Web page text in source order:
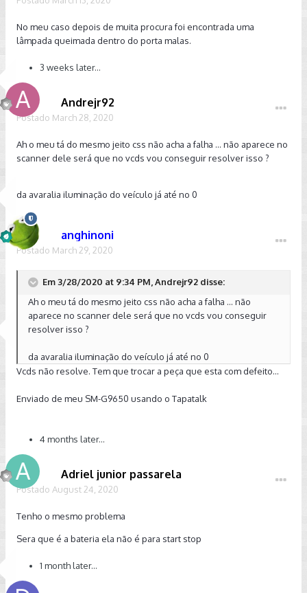
No meu caso depois de muita procura foi encontrada uma
lâmpada queimada dentro do porta malas.
3 weeks later...
Andrejr92
Postado March 28, 2020
Ah o meu tá do mesmo jeito css não acha a falha ... não aparece no
scanner dele será que no vcds vou conseguir resolver isso ?
da avaralia iluminação do veículo já até no 0
anghinoni
Postado March 29, 2020
Em 3/28/2020 at 9:34 PM, Andrejr92 disse:
Ah o meu tá do mesmo jeito css não acha a falha ... não
aparece no scanner dele será que no vcds vou conseguir
resolver isso ?
da avaralia iluminação do veículo já até no 0
Vcds não resolve. Tem que trocar a peça que esta com defeito...
Enviado de meu SM-G9650 usando o Tapatalk
4 months later...
Adriel junior passarela
Postado August 24, 2020
Tenho o mesmo problema
Sera que é a bateria ela não é para start stop
1 month later...